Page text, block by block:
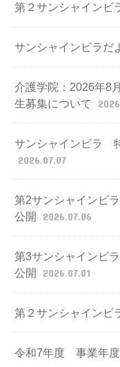
第２サンシャインビ
サンシャインビラだ
介護学院：2026年8
生募集について
サンシャインビラ
2026.07.07
第2サンシャインビ
公開
2026.07.06
第3サンシャインビ
公開
2026.07.01
第２サンシャインビ
令和7年度 事業年